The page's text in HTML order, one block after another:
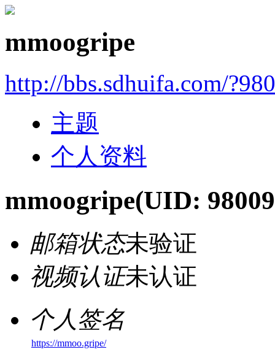
mmoogripe
http://bbs.sdhuifa.com/
主题
个人资料
mmoogripe(UID:
邮箱状态未验证
视频认证未认证
个人签名
https://mmoo.gripe/